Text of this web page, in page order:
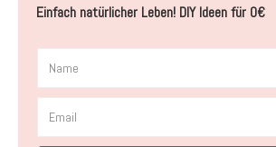
Einfach natürlicher Leben! DIY Ideen für 0€